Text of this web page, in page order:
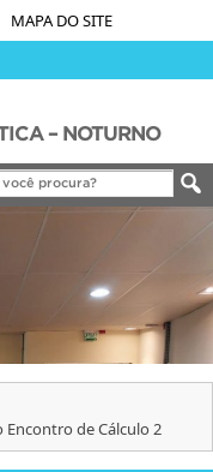
MAPA DO SITE
– NOTURNO
Encontro de Cálculo 2